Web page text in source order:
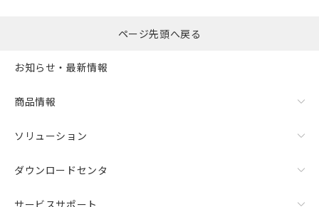
ページ先頭へ戻る
お知らせ・最新情報
商品情報
ソリューション
ダウンロードセンタ